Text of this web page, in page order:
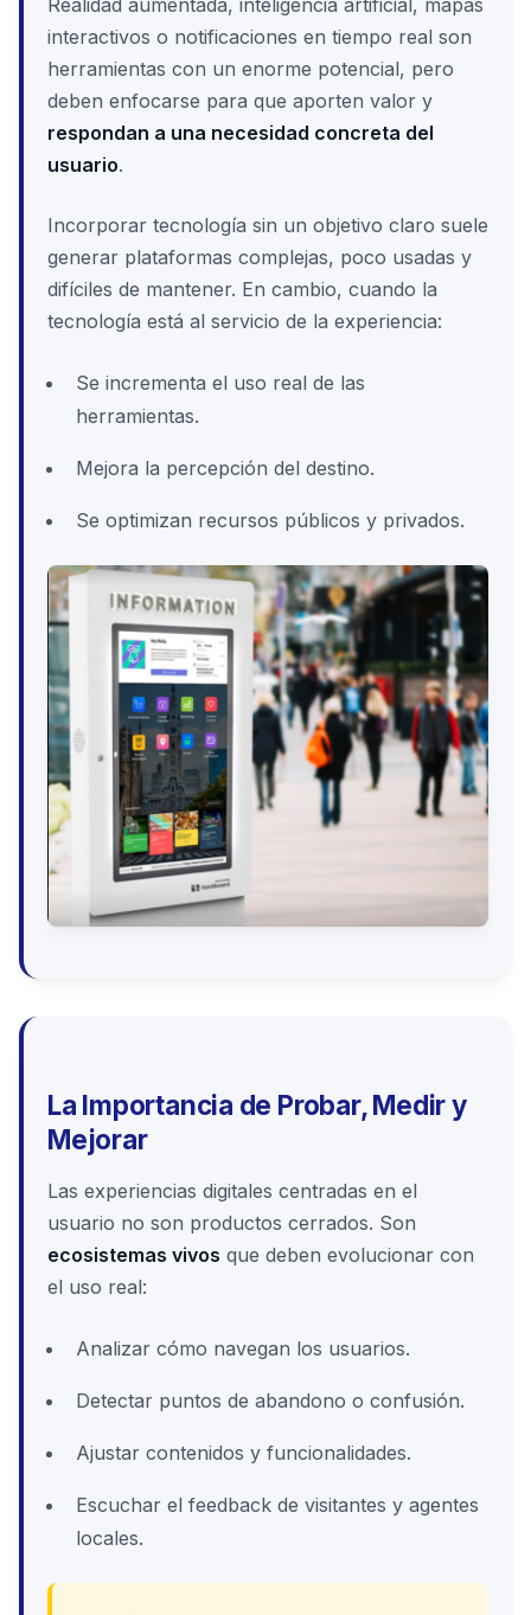
Realidad aumentada, inteligencia artificial, mapas
interactivos o notificaciones en tiempo real son
herramientas con un enorme potencial, pero
deben enfocarse para que aporten valor y
respondan a una necesidad concreta del
usuario.
Incorporar tecnología sin un objetivo claro suele
generar plataformas complejas, poco usadas y
difíciles de mantener. En cambio, cuando la
tecnología está al servicio de la experiencia:
Se incrementa el uso real de las
herramientas.
Mejora la percepción del destino.
Se optimizan recursos públicos y privados.
La Importancia de Probar, Medir y
Mejorar
Las experiencias digitales centradas en el
usuario no son productos cerrados. Son
ecosistemas vivos que deben evolucionar con
el uso real:
Analizar cómo navegan los usuarios.
Detectar puntos de abandono o confusión.
Ajustar contenidos y funcionalidades.
Escuchar el feedback de visitantes y agentes
locales.